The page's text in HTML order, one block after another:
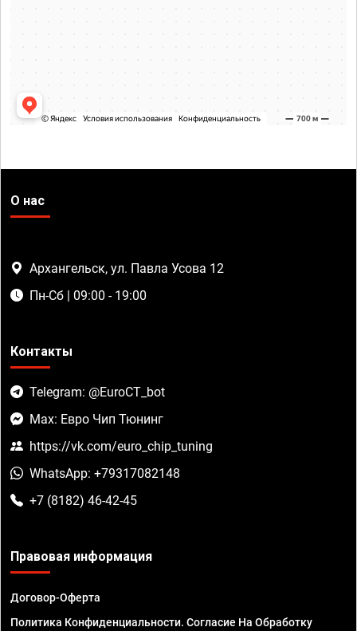
О нас
Архангельск, ул. Павла Усова 12
Пн-Сб | 09:00 - 19:00
Контакты
Telegram: @EuroCT_bot
Max: Евро Чип Тюнинг
https://vk.com/euro_chip_tuning
WhatsApp: +79317082148
+7 (8182) 46-42-45
Правовая информация
Договор-Оферта
Политика Конфиденциальности. Согласие На Обработку